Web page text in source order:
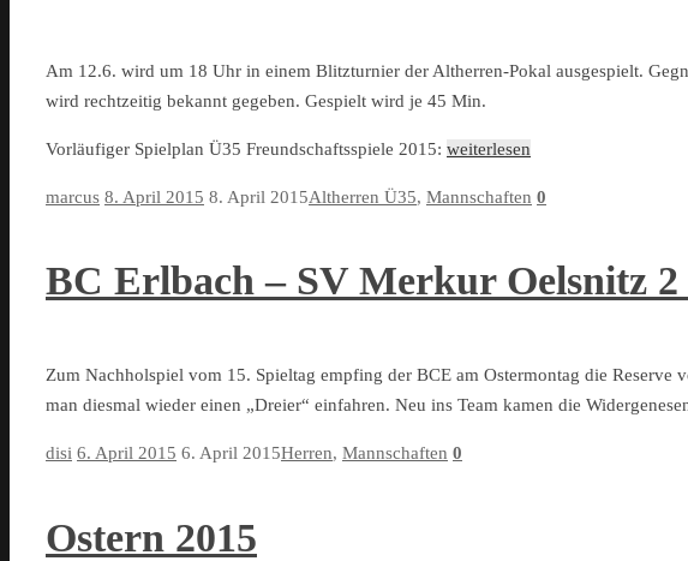
Am 12.6. wird um 18 Uhr in einem Blitzturnier der Altherren-Pokal ausgespielt.
wird rechtzeitig bekannt gegeben. Gespielt wird je 45 Min.
Vorläufiger Spielplan Ü35 Freundschaftsspiele 2015: weiterlesen
marcus 8. April 2015 8. April 2015Altherren Ü35, Mannschaften 0
BC Erlbach – SV Merkur Oelsnitz 2
Zum Nachholspiel vom 15. Spieltag empfing der BCE am Ostermontag die
man diesmal wieder einen „Dreier“ einfahren. Neu ins Team kamen die
disi 6. April 2015 6. April 2015Herren, Mannschaften 0
Ostern 2015